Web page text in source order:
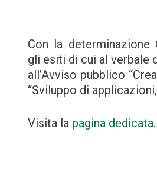
Con la
gli esiti di cui al verbale
all’Avviso pubblico
“Sviluppo di
Visita la pagina dedicata.